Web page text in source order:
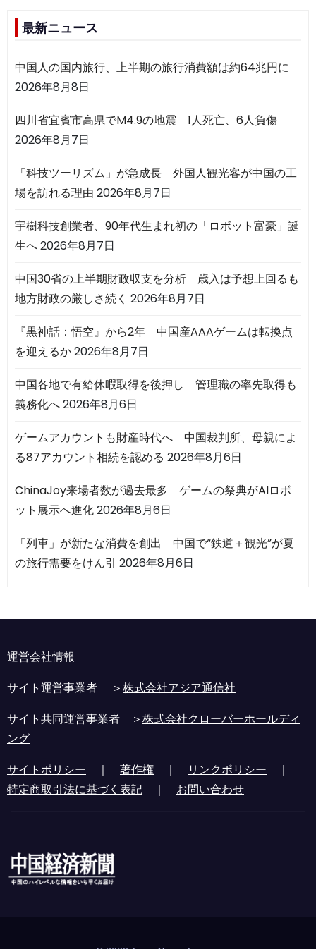
最新ニュース
中国人の国内旅行、上半期の旅行消費額は約64兆円に
2026年8月8日
四川省宜賓市高県でM4.9の地震 1人死亡、6人負傷
2026年8月7日
「科技ツーリズム」が急成長 外国人観光客が中国の工
場を訪れる理由 2026年8月7日
宇樹科技創業者、90年代生まれ初の「ロボット富豪」誕
生へ2026年8月7日
中国30省の上半期財政収支を分析 歳入は予想上回るも
地方財政の厳しさ続く 2026年8月7日
『黒神話：悟空』から2年 中国産AAAゲームは転換点
を迎えるか2026年8月7日
中国各地で有給休暇取得を後押し 管理職の率先取得も
義務化へ2026年8月6日
ゲームアカウントも財産時代へ 中国裁判所、母親によ
る87アカウント相続を認める 2026年8月6日
ChinaJoy来場者数が過去最多 ゲームの祭典がAIロボ
ット展示へ進化2026年8月6日
「列車」が新たな消費を創出 中国で“鉄道＋観光”が夏
の旅行需要をけん引 2026年8月6日
運営会社情報
サイト運営事業者 ＞株式会社アジア通信社
サイト共同運営事業者 ＞株式会社クローバーホールディ
ング
サイトポリシー ｜ 著作権 ｜ リンクポリシー ｜
特定商取引法に基づく表記 ｜ お問い合わせ